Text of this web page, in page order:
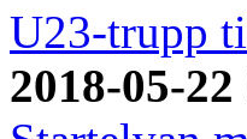
U23-trupp
2018-05-22